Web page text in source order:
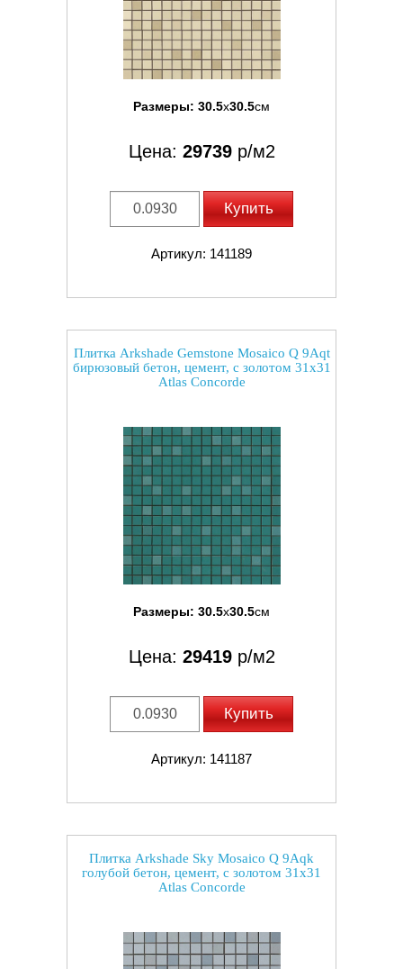
Размеры: 30.5x30.5см
Цена: 29739р/м2
Купить
Артикул: 141189
Плитка Arkshade Gemstone Mosaico Q 9Aqt
бирюзовый бетон, цемент, с золотом 31x31
Atlas Concorde
Размеры: 30.5x30.5см
Цена: 29419р/м2
Купить
Артикул: 141187
Плитка Arkshade Sky Mosaico Q 9Aqk
голубой бетон, цемент, с золотом 31x31
Atlas Concorde